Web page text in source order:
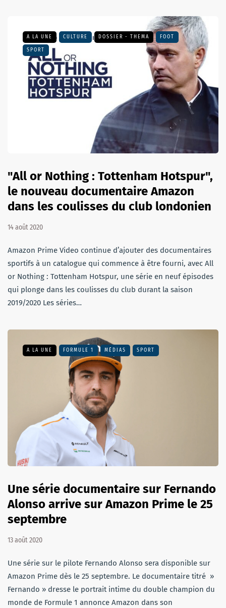
A LA UNE CULTURE DOSSIER - THEMA FOOT
SPORT
"All or Nothing : Tottenham Hotspur",
le nouveau documentaire Amazon
dans les coulisses du club londonien
14 août 2020
Amazon Prime Video continue d’ajouter des documentaires
sportifs à un catalogue qui commence à être fourni, avec All
or Nothing : Tottenham Hotspur, une série en neuf épisodes
qui plonge dans les coulisses du club durant la saison
2019/2020 Les séries…
A LA UNE FORMULE 1 MÉDIAS SPORT
Une série documentaire sur Fernando
Alonso arrive sur Amazon Prime le 25
septembre
13 août 2020
Une série sur le pilote Fernando Alonso sera disponible sur
Amazon Prime dès le 25 septembre. Le documentaire titré »
Fernando » dresse le portrait intime du double champion du
monde de Formule 1 annonce Amazon dans son